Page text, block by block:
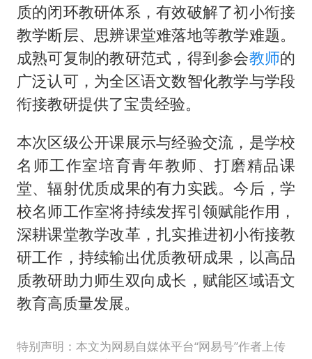
质的闭环教研体系，有效破解了初小衔接
教学断层、思辨课堂难落地等教学难题。
成熟可复制的教研范式，得到参会教师的
广泛认可，为全区语文数智化教学与学段
衔接教研提供了宝贵经验。
本次区级公开课展示与经验交流，是学校
名师工作室培育青年教师、打磨精品课
堂、辐射优质成果的有力实践。今后，学
校名师工作室将持续发挥引领赋能作用，
深耕课堂教学改革，扎实推进初小衔接教
研工作，持续输出优质教研成果，以高品
质教研助力师生双向成长，赋能区域语文
教育高质量发展。
特别声明：本文为网易自媒体平台“网易号”作者上传